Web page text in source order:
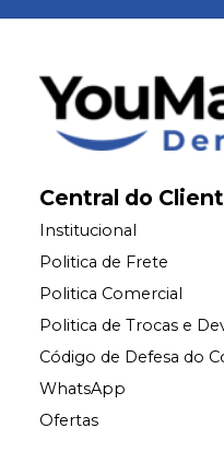
Central do
Institucional
Politica de Frete
Politica Comercial
Politica de Trocas e
Código de Defesa do
WhatsApp
Ofertas